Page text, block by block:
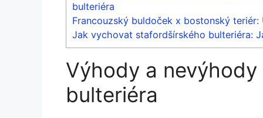
bulteriéra
Francouzský buldoček x bostonský teriér:
Jak vychovat stafordšírského bulteriéra:
Výhody a
bulteriéra